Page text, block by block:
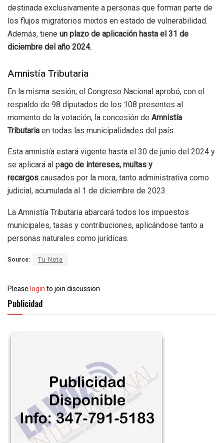
destinada exclusivamente a personas que forman parte de
los flujos migratorios mixtos en estado de vulnerabilidad.
Además, tiene un plazo de aplicación hasta el 31 de
diciembre del año 2024.
Amnistía Tributaria
En la misma sesión, el Congreso Nacional aprobó, con el
respaldo de 98 diputados de los 108 presentes al
momento de la votación, la concesión de Amnistía
Tributaria en todas las municipalidades del país.
Esta amnistía estará vigente hasta el 30 de junio del 2024 y
se aplicará al pago de intereses, multas y
recargos causados por la mora, tanto administrativa como
judicial, acumulada al 1 de diciembre de 2023.
La Amnistía Tributaria abarcará todos los impuestos
municipales, tasas y contribuciones, aplicándose tanto a
personas naturales como jurídicas.
Source: Tu Nota
Pleaseloginto join discussion
Publicidad